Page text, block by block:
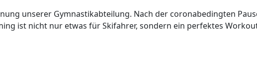
unserer Gymnastikabteilung. Nach der coronabedingten
ist nicht nur etwas für Skifahrer, sondern ein perfektes